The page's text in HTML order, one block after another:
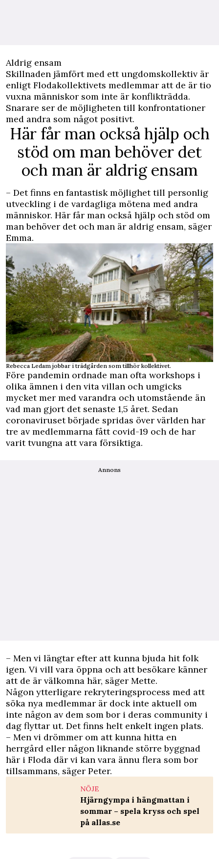
Aldrig ensam
Skillnaden jämfört med ett ungdomskollektiv är
enligt Flodakollektivets medlemmar att de är tio
vuxna människor som inte är konflikträdda.
Snarare ser de möjligheten till konfrontationer
med andra som något positivt.
Här får man också hjälp och
stöd om man behöver det
och man är aldrig ensam
– Det finns en fantastisk möjlighet till personlig
utveckling i de vardagliga mötena med andra
människor. Här får man också hjälp och stöd om
man behöver det och man är aldrig ensam, säger
Emma.
Rebecca Ledam jobbar i trädgården som tillhör kollektivet.
Före pandemin ordnade man ofta workshops i
olika ämnen i den vita villan och umgicks
mycket mer med varandra och utomstående än
vad man gjort det senaste 1,5 året. Sedan
coronaviruset började spridas över världen har
tre av medlemmarna fått covid-19 och de har
varit tvungna att vara försiktiga.
Annons
– Men vi längtar efter att kunna bjuda hit folk
igen. Vi vill vara öppna och att besökare känner
att de är välkomna här, säger Mette.
Någon ytterligare rekryteringsprocess med att
söka nya medlemmar är dock inte aktuell om
inte någon av dem som bor i deras community i
dag flyttar ut. Det finns helt enkelt ingen plats.
– Men vi drömmer om att kunna hitta en
herrgård eller någon liknande större byggnad
här i Floda där vi kan vara ännu flera som bor
tillsammans, säger Peter.
NÖJE
Hjärngympa i hängmattan i
sommar – spela kryss och spel
på allas.se